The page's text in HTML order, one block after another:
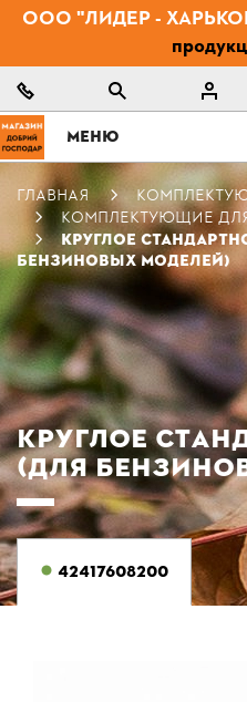
ООО "ЛИДЕР -
МЕНЮ
ГЛАВНАЯ
КОМПЛЕКТУЮЩИЕ
КРУГЛОЕ
БЕНЗИНОВЫХ МОДЕЛЕЙ)
КРУГЛОЕ
(ДЛЯ
42417608200